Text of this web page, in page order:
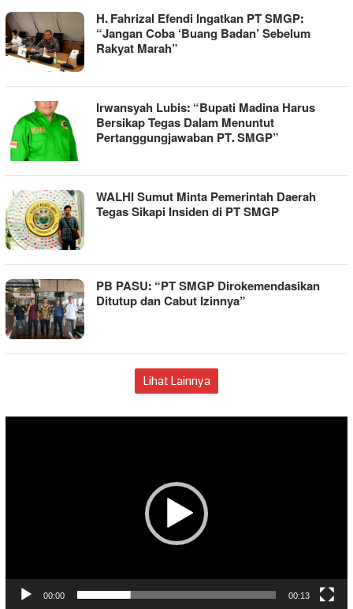
H. Fahrizal Efendi Ingatkan PT SMGP:
“Jangan Coba ‘Buang Badan’ Sebelum
Rakyat Marah”
Irwansyah Lubis: “Bupati Madina Harus
Bersikap Tegas Dalam Menuntut
Pertanggungjawaban PT. SMGP”
WALHI Sumut Minta Pemerintah Daerah
Tegas Sikapi Insiden di PT SMGP
PB PASU: “PT SMGP Dirokemendasikan
Ditutup dan Cabut Izinnya”
Lihat Lainnya
00:00 00:13